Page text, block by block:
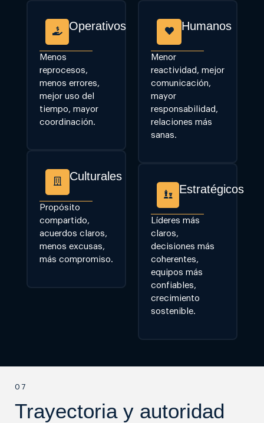
Operativos
Menos
reprocesos,
menos errores,
mejor uso del
tiempo, mayor
coordinación.
Culturales
Propósito
compartido,
acuerdos claros,
menos excusas,
más compromiso.
Humanos
Menor
reactividad, mejor
comunicación,
mayor
responsabilidad,
relaciones más
sanas.
Estratégicos
Líderes más
claros,
decisiones más
coherentes,
equipos más
confiables,
crecimiento
sostenible.
07
Trayectoria y autoridad